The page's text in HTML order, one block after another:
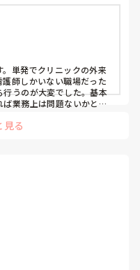
単発でクリニックの外来
師しかいない職場だった
うのが大変でした。基本
業務上は問題ないかと思
かり確認することをおす
見る